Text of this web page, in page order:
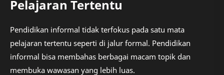
Pelajaran Tertentu
Pendidikan informal tidak terfokus pada satu mata
pelajaran tertentu seperti di jalur formal. Pendidikan
informal bisa membahas berbagai macam topik dan
membuka wawasan yang lebih luas.